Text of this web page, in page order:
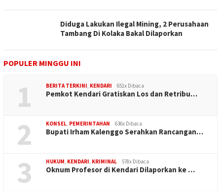
Diduga Lakukan Ilegal Mining, 2 Perusahaan
Tambang Di Kolaka Bakal Dilaporkan
POPULER MINGGU INI
1 BERITA TERKINI, KENDARI 651x Dibaca
Pemkot Kendari Gratiskan Los dan Retribu…
2 KONSEL, PEMERINTAHAN 636x Dibaca
Bupati Irham Kalenggo Serahkan Rancangan…
3 HUKUM, KENDARI, KRIMINAL 578x Dibaca
Oknum Profesor di Kendari Dilaporkan ke …